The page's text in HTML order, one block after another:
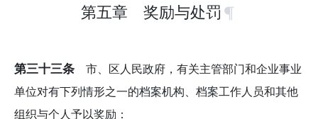
第五章 奖励与处罚
第三十三条 市、区人民政府，有关主管部门和企业事业
单位对有下列情形之一的档案机构、档案工作人员和其他
组织与个人予以奖励：